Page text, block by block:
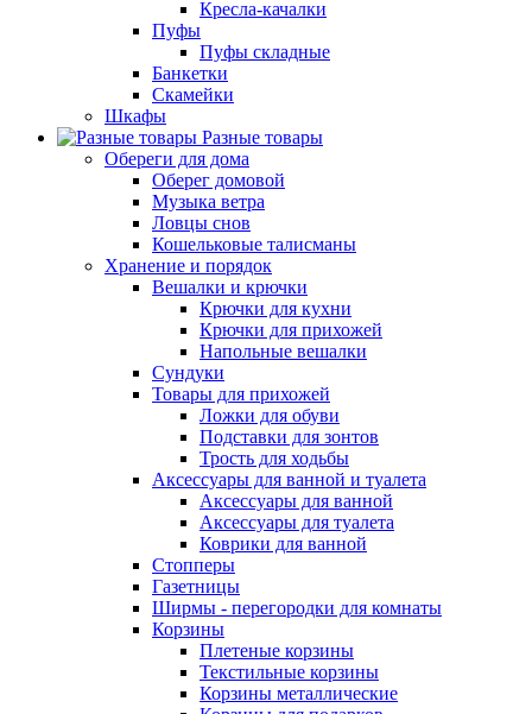
Кресла-качалки
Пуфы
Пуфы складные
Банкетки
Скамейки
Шкафы
Разные товары
Обереги для дома
Оберег домовой
Музыка ветра
Ловцы снов
Кошельковые талисманы
Хранение и порядок
Вешалки и крючки
Крючки для кухни
Крючки для прихожей
Напольные вешалки
Сундуки
Товары для прихожей
Ложки для обуви
Подставки для зонтов
Трость для ходьбы
Аксессуары для ванной и туалета
Аксессуары для ванной
Аксессуары для туалета
Коврики для ванной
Стопперы
Газетницы
Ширмы - перегородки для комнаты
Корзины
Плетеные корзины
Текстильные корзины
Корзины металлические